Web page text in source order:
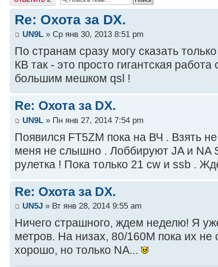
Re: Охота за DX.
UN9L » Ср янв 30, 2013 8:51 pm
По странам сразу могу сказать
КВ так - это просто гигантская
большим мешком qsl !
Re: Охота за DX.
UN9L » Пн янв 27, 2014 7:54 pm
Появился FT5ZM пока на ВЧ . Взять
меня не слышно . Лоббируют JA и NA
рулетка ! Пока только 21 cw и ssb .
Re: Охота за DX.
UN5J » Вт янв 28, 2014 9:55 am
Ничего страшного, ждем неделю! Я
метров. На низах, 80/160М пока их
хорошо, но только NA...